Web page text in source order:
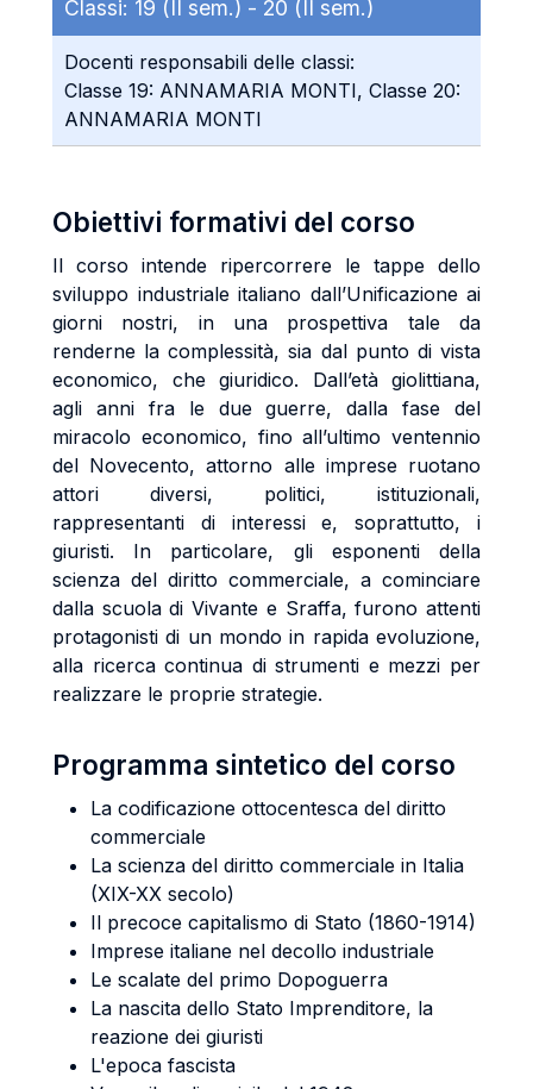
Classi: 19 (II sem.) - 20 (II sem.)
Docenti responsabili delle classi:
Classe 19: ANNAMARIA MONTI, Classe 20:
ANNAMARIA MONTI
Obiettivi formativi del corso
Il corso intende ripercorrere le tappe dello
sviluppo industriale italiano dall’Unificazione ai
giorni nostri, in una prospettiva tale da
renderne la complessità, sia dal punto di vista
economico, che giuridico. Dall’età giolittiana,
agli anni fra le due guerre, dalla fase del
miracolo economico, fino all’ultimo ventennio
del Novecento, attorno alle imprese ruotano
attori diversi, politici, istituzionali,
rappresentanti di interessi e, soprattutto, i
giuristi. In particolare, gli esponenti della
scienza del diritto commerciale, a cominciare
dalla scuola di Vivante e Sraffa, furono attenti
protagonisti di un mondo in rapida evoluzione,
alla ricerca continua di strumenti e mezzi per
realizzare le proprie strategie.
Programma sintetico del corso
La codificazione ottocentesca del diritto
commerciale
La scienza del diritto commerciale in Italia
(XIX-XX secolo)
Il precoce capitalismo di Stato (1860-1914)
Imprese italiane nel decollo industriale
Le scalate del primo Dopoguerra
La nascita dello Stato Imprenditore, la
reazione dei giuristi
L'epoca fascista